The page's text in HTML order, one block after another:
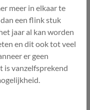
meer in elkaar te
een flink stuk
jaar al kan worden
en dit ook tot veel
er geen
is vanzelfsprekend